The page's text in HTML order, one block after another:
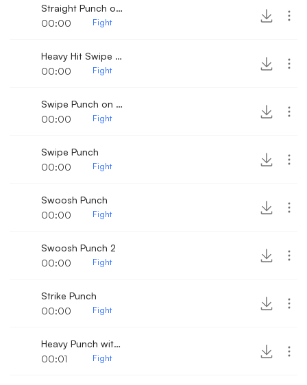
Straight Punch on boxing dummy
00:00
Fight
Heavy Hit Swipe punch
00:00
Fight
Swipe Punch on a wooden dummy 2
00:00
Fight
Swipe Punch
00:00
Fight
Swoosh Punch
00:00
Fight
Swoosh Punch 2
00:00
Fight
Strike Punch
00:00
Fight
Heavy Punch with bone crack
00:01
Fight